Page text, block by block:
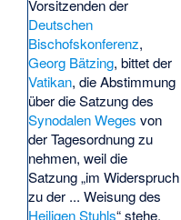
Vorsitzenden der
Deutschen
Bischofskonferenz,
Georg Bätzing, bittet der
Vatikan, die Abstimmung
über die Satzung des
Synodalen Weges von
der Tagesordnung zu
nehmen, weil die
Satzung „im Widerspruch
zu der ... Weisung des
Heiligen Stuhls“ stehe.